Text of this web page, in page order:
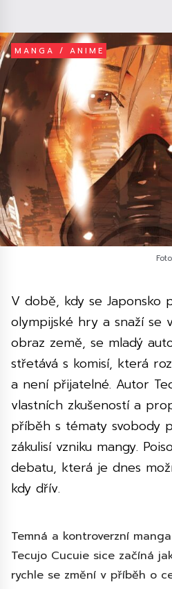
MANGA / ANIME
V době, kdy se Japonsko
olympijské hry a snaží se
obraz země, se mladý
střetává s komisí, která
a není přijatelné. Autor
vlastních zkušeností a
příběh s tématy svobody
zákulisí vzniku mangy.
debatu, která je dnes
kdy dřív.
Temná a kontroverzní
Tecujo Cucuie sice začíná
rychle se změní v příběh o